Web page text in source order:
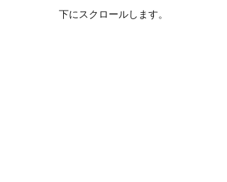
下にスクロールします。